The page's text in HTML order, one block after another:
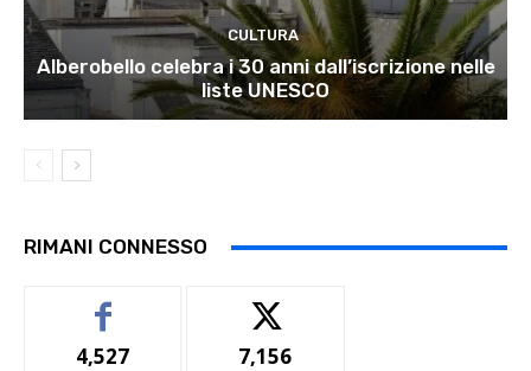
CULTURA
Alberobello celebra i 30 anni dall’iscrizione nelle
liste UNESCO
RIMANI CONNESSO
4,527 7,156